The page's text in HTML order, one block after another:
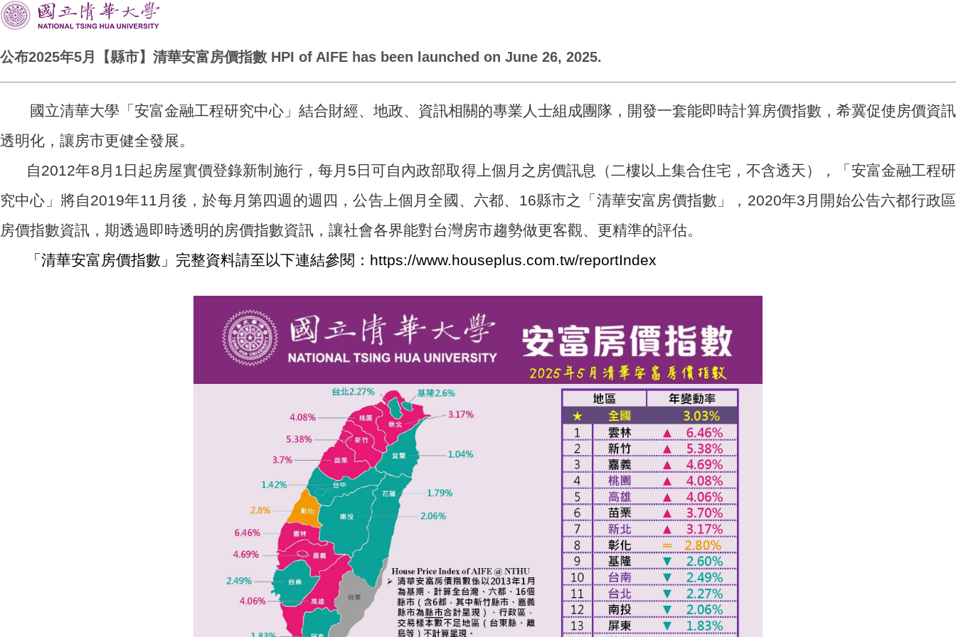
公布2025年5月【縣市】清華安富房價指數 HPI of AIFE has been launched on June 26, 2025.
國立清華大學「安富金融工程研究中心」結合財經、地政、資訊相關的專業人士組成團隊，開發一套能即時計算房價指數，希冀促使房價資訊
透明化，讓房市更健全發展。
自2012年8月1日起房屋實價登錄新制施行，每月5日可自內政部取得上個月之房價訊息（二樓以上集合住宅，不含透天），「安富金融工程研
究中心」將自2019年11月後，於每月第四週的週四，公告上個月全國、六都、16縣市之「清華安富房價指數」，2020年3月開始公告六都行政區
房價指數資訊，期透過即時透明的房價指數資訊，讓社會各界能對台灣房市趨勢做更客觀、更精準的評估。
「清華安富房價指數」完整資料請至以下連結參閱： https://www.houseplus.com.tw/reportIndex